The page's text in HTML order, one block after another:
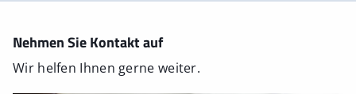
Nehmen Sie Kontakt auf
Wir helfen Ihnen gerne weiter.